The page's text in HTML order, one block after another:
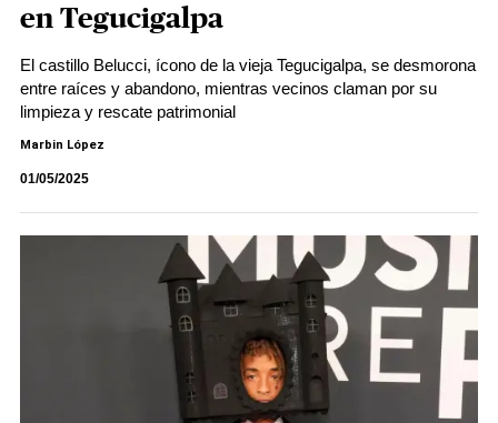
en Tegucigalpa
El castillo Belucci, ícono de la vieja Tegucigalpa, se desmorona
entre raíces y abandono, mientras vecinos claman por su
limpieza y rescate patrimonial
Marbin López
01/05/2025